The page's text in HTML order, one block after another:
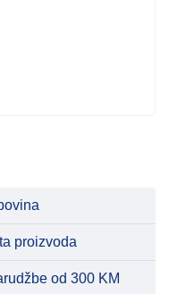
proizvoda
od 300 KM